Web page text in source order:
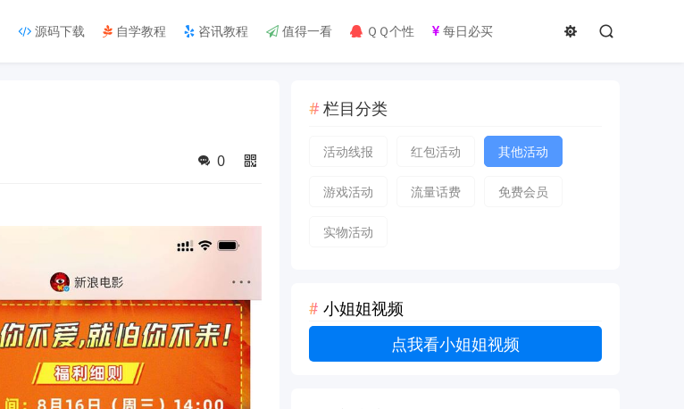
源码下载 自学教程 咨讯教程 值得一看 ＱＱ个性 每日必买
0
栏目分类
活动线报 红包活动 其他活动
游戏活动 流量话费 免费会员
实物活动
小姐姐视频
点我看小姐姐视频